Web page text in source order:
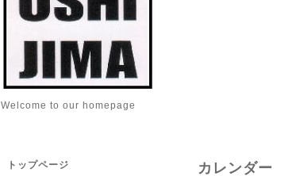
Welcome to our homepage
カレンダー
トップページ